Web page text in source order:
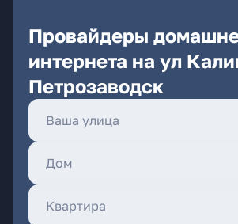
Провайдеры
интернета на ул
Петрозаводск